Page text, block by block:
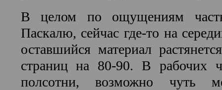
В целом по ощущениям
Паскалю, сейчас где-то на
оставшийся материал
страниц на 80-90. В рабочих
полсотни, возможно чуть